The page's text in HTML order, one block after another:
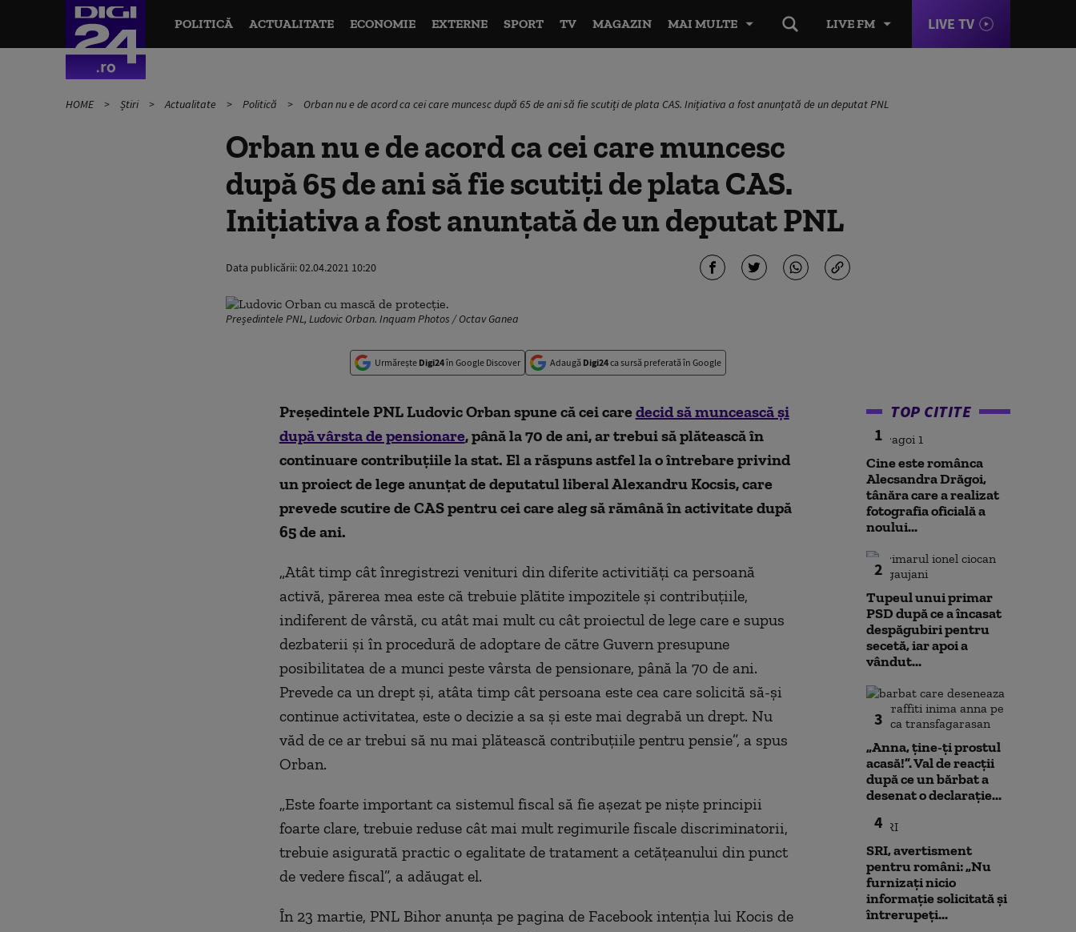
LIVE FM LIVE TV
POLITICĂ ACTUALITATE ECONOMIE EXTERNE SPORT TV MAGAZIN MAI MULTE
HOME Știri Actualitate Politică Orban nu e de acord ca cei care muncesc după 65 de ani să fie scutiți de plata CAS. Inițiativa a fost anunțată de un deputat PNL
Orban nu e de acord ca cei care muncesc
după 65 de ani să fie scutiți de plata CAS.
Inițiativa a fost anunțată de un deputat PNL
Data publicării:02.04.2021 10:20
Președintele PNL, Ludovic Orban. Inquam Photos / Octav Ganea
Urmărește Digi24în Google Discover Adaugă Digi24ca sursă preferată în Google
Președintele PNL Ludovic Orban spune că cei care decid să muncească și
după vârsta de pensionare, până la 70 de ani, ar trebui să plătească în
continuare contribuțiile la stat. El a răspuns astfel la o întrebare privind
un proiect de lege anunțat de deputatul liberal Alexandru Kocsis, care
prevede scutire de CAS pentru cei care aleg să rămână în activitate după
65 de ani.
„Atât timp cât înregistrezi venituri din diferite activitiăți ca persoană
activă, părerea mea este că trebuie plătite impozitele și contribuțiile,
indiferent de vârstă, cu atât mai mult cu cât proiectul de lege care e supus
dezbaterii și în procedură de adoptare de către Guvern presupune
posibilitatea de a munci peste vârsta de pensionare, până la 70 de ani.
Prevede ca un drept și, atâta timp cât persoana este cea care solicită să-și
continue activitatea, este o decizie a sa și este mai degrabă un drept. Nu
văd de ce ar trebui să nu mai plătească contribuțiile pentru pensie”, a spus
Orban.
„Este foarte important ca sistemul fiscal să fie așezat pe niște principii
foarte clare, trebuie reduse cât mai mult regimurile fiscale discriminatorii,
trebuie asigurată practic o egalitate de tratament a cetățeanului din punct
de vedere fiscal”, a adăugat el.
În 23 martie, PNL Bihor anunța pe pagina de Facebook intenția lui Kocis de
TOP CITITE
1
Cine este românca
Alecsandra Drăgoi,
tânăra care a realizat
fotografia oficială a
noului...
2
Tupeul unui primar
PSD după ce a încasat
despăgubiri pentru
secetă, iar apoi a
vândut...
3
„Anna, ţine-ţi prostul
acasă!”. Val de reacții
după ce un bărbat a
desenat o declarație...
4
SRI, avertisment
pentru români: „Nu
furnizați nicio
informație solicitată și
întrerupeți...